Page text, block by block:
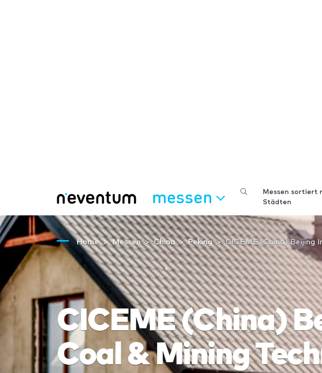
messen
Messen sortiert
Städten
Home Messen China Peking CICEME (China) Beijing
CICEME (China)
Coal & Mining